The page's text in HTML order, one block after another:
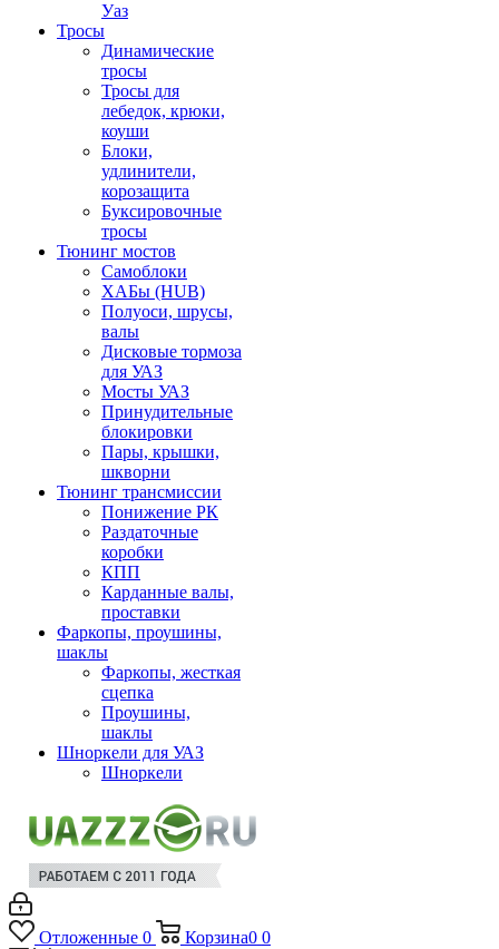
Уаз
Тросы
Динамические
тросы
Тросы для
лебедок, крюки,
коуши
Блоки,
удлинители,
корозащита
Буксировочные
тросы
Тюнинг мостов
Самоблоки
ХАБы (HUB)
Полуоси, шрусы,
валы
Дисковые тормоза
для УАЗ
Мосты УАЗ
Принудительные
блокировки
Пары, крышки,
шкворни
Тюнинг трансмиссии
Понижение РК
Раздаточные
коробки
КПП
Карданные валы,
проставки
Фаркопы, проушины,
шаклы
Фаркопы, жесткая
сцепка
Проушины,
шаклы
Шноркели для УАЗ
Шноркели
Отложенные 0 Корзина0 0